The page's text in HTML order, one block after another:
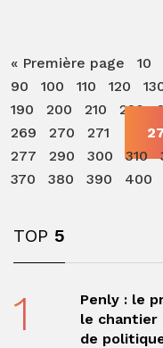
« Première page 10
90
100 110 120
190
200 210 220
269
270 271
277
290 300 310
370
380 390 400
TOP 5
1
Penly : le
le chantier
de